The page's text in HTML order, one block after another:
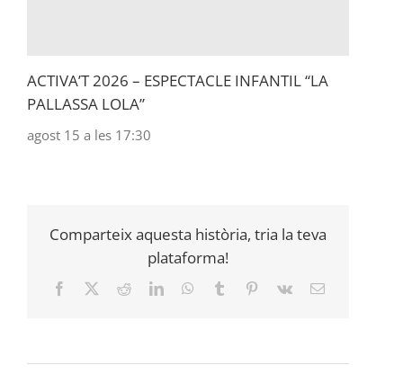
ACTIVA’T 2026 – ESPECTACLE INFANTIL “LA
PALLASSA LOLA”
agost 15 a les 17:30
Comparteix aquesta història, tria la teva
plataforma!
Facebook RedditLinkedInWhatsApp
Tumblr Pinterest
Vk Email: